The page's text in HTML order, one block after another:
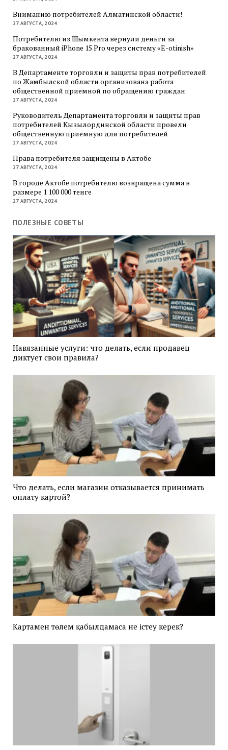
Вниманию потребителей Алматинской области!
27 АВГУСТА, 2024
Потребителю из Шымкента вернули деньги за
бракованный iPhone 15 Pro через систему «E-otinish»
27 АВГУСТА, 2024
В Департаменте торговли и защиты прав потребителей
по Жамбылской области организована работа
общественной приемной по обращению граждан
27 АВГУСТА, 2024
Руководитель Департамента торговли и защиты прав
потребителей Кызылординской области провели
общественную приемную для потребителей
27 АВГУСТА, 2024
Права потребителя защищены в Актобе
27 АВГУСТА, 2024
В городе Актобе потребителю возвращена сумма в
размере 1 100 000 тенге
27 АВГУСТА, 2024
ПОЛЕЗНЫЕ СОВЕТЫ
Навязанные услуги: что делать, если продавец
диктует свои правила?
Что делать, если магазин отказывается принимать
оплату картой?
Картамен төлем қабылдамаса не істеу керек?